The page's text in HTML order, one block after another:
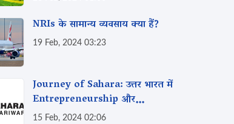
NRIs के सामान्य व्यवसाय क्या हैं?
19 Feb, 2024 03:23
Journey of Sahara: उत्तर भारत में
Entrepreneurship और
Innovation की एक कहानी
15 Feb, 2024 02:06